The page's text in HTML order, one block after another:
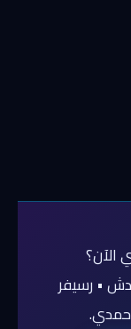
الآن؟
• رسيفر